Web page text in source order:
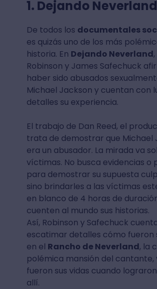
1. Dejando
De todos los documentales
es quizás uno de los más
historia. En Dejando Neverland
Robinson y James Safechuck
haber sido abusados
Michael Jackson y cuentan con
detalles su experiencia.
El trabajo de Dan Reed, el
trata de demostrar que Michael
era un abusador. La mirada va
víctimas. No busca evidencias o
para demostrar su supuesta
sino brindarles a las víctimas
en blanco de 4 horas de
cuenten al mundo sus historias.
Así, Robinson y Safechuck
escatimar detalles cómo fueron
en el Rancho de Neverland, la
polémica mansión del cantante,
fueron sus vidas cuando
allí.